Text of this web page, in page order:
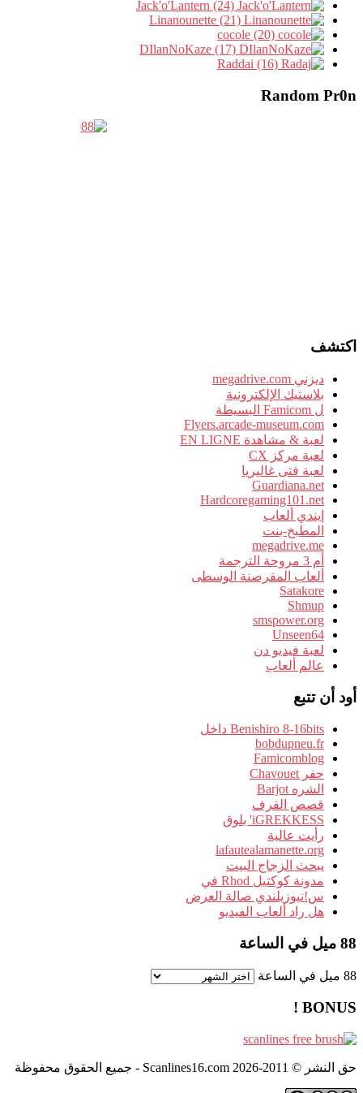
Random Pr0n
اكتشف
ديزني megadrive.com
بلاستيك الإلكترونية
ل Famicom البسيطة
Flyers.arcade-museum.com
لعبة & مشاهدة EN LIGNE
لعبة مركز CX
لعبة فتى غاليريا
Guardiana.net
Hardcoregaming101.net
إيندي ألعاب
المطبخ-بنت
megadrive.me
أم 3 مروحة الترجمة
ألعاب المقرصنة الوسطى
Satakore
Shmup
smspower.org
Unseen64
لعبة فيديو دن
عالم ألعاب
أود أن تتبع
Benishiro 8-16bits داخل
bobdupneu.fr
Famicomblog
حفر Chavouet
الشره Barjot
قصص القرف
iGREKKESS' بلوق
رأيت عالية
lafautealamanette.org
يبحث الزجاج البيت
مدونة كوكتيل Rhod في
س!نيوزيلندي صالة العرض
هل راد ألعاب الفيديو
88 ميل في الساعة
88 ميل في الساعة
BONUS !
حق النشر © 2011-2026 Scanlines16.com - جميع الحقوق محفوظة